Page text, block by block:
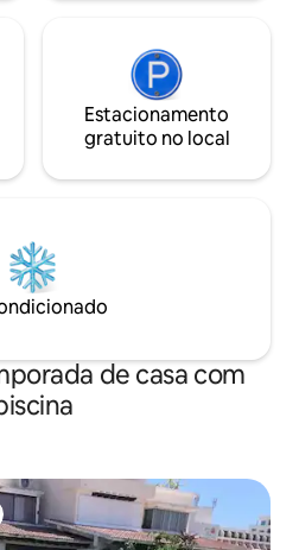
Estacionamento
gratuito no local
de casa com